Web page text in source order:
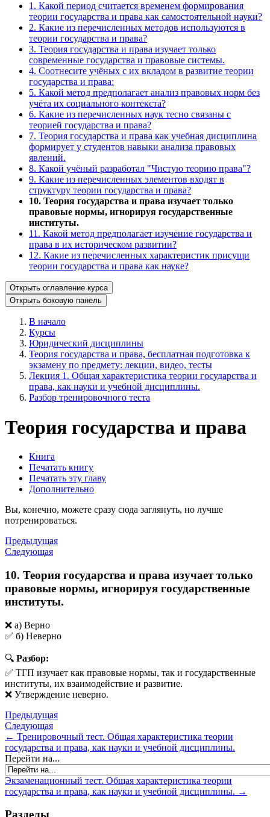
1. Какой период считается временем формирования
теории государства и права как самостоятельной науки?
2. Какие из перечисленных методов используются в
теории государства и права?
3. Теория государства и права изучает только
современные государства и правовые системы.
4. Соотнесите учёных с их вкладом в развитие теории
государства и права:
5. Какой метод предполагает анализ правовых норм без
учёта их социального контекста?
6. Какие из перечисленных наук тесно связаны с
теорией государства и права?
7. Теория государства и права как учебная дисциплина
формирует у студентов навыки анализа правовых
явлений.
8. Какой учёный разработал "Чистую теорию права"?
9. Какие из перечисленных элементов входят в
структуру теории государства и права?
10. Теория государства и права изучает только
правовые нормы, игнорируя государственные
институты.
11. Какой метод предполагает изучение государства и
права в их историческом развитии?
12. Какие из перечисленных характеристик присущи
теории государства и права как науке?
Открыть оглавление курса
Открыть боковую панель
В начало
Курсы
Юридический дисциплины
Теория государства и права, бесплатная подготовка к
экзамену по предмету: лекции, видео, тесты
Лекция 1. Общая характеристика теории государства и
права, как науки и учебной дисциплины.
Разбор тренировочного теста
Теория государства и права
Книга
Печатать книгу
Печатать эту главу
Дополнительно
Вы, конечно, можете сразу сюда заглянуть, но лучше
потренироваться.
Предыдущая
Следующая
10. Теория государства и права изучает только
правовые нормы, игнорируя государственные
институты.
❌ а) Верно
✅ б) Неверно
🔍 Разбор:
✅ ТГП изучает как правовые нормы, так и государственные
институты, их взаимодействие и развитие.
❌ Утверждение неверно.
Предыдущая
Следующая
← Тренировочный тест. Общая характеристика теории
государства и права, как науки и учебной дисциплины.
Перейти на...
Экзаменационный тест. Общая характеристика теории
государства и права, как науки и учебной дисциплины. →